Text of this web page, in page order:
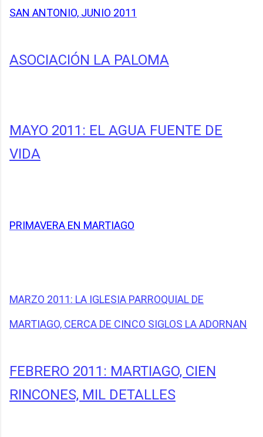
SAN ANTONIO, JUNIO 2011
ASOCIACIÓN LA PALOMA
MAYO 2011: EL AGUA FUENTE DE
VIDA
PRIMAVERA EN MARTIAGO
MARZO 2011: LA IGLESIA PARROQUIAL DE
MARTIAGO, CERCA DE CINCO SIGLOS LA ADORNAN
FEBRERO 2011: MARTIAGO, CIEN
RINCONES, MIL DETALLES